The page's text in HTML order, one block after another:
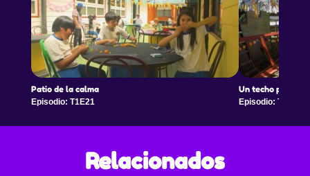
Patio de la calma
Episodio: T1E21
Un techo para mi
Episodio: T1E22
Relacionados